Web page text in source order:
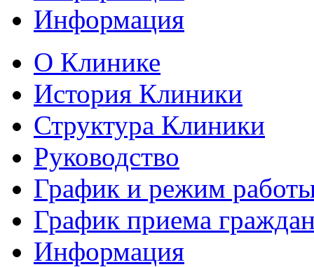
Информация
О Клинике
История Клиники
Структура Клиники
Руководство
График и режим
График приема
Информация